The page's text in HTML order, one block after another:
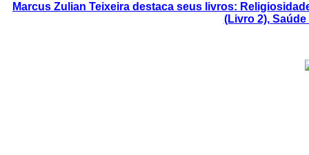
Marcus Zulian Teixeira destaca seus livros:
(Livro 2),